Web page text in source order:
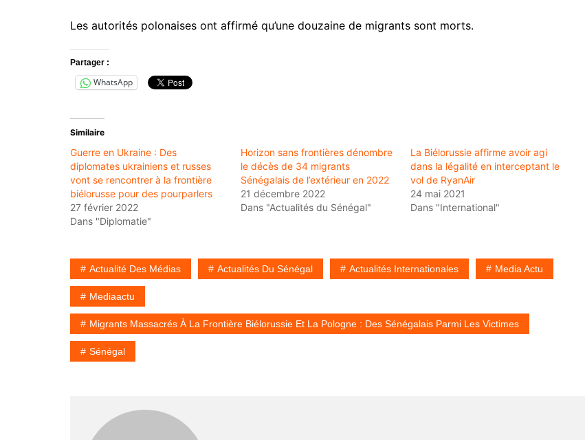
Les autorités polonaises ont affirmé qu’une douzaine de migrants sont morts.
Partager :
WhatsApp
Similaire
Guerre en Ukraine : Des
diplomates ukrainiens et russes
vont se rencontrer à la frontière
biélorusse pour des pourparlers
27 février 2022
Dans "Diplomatie"
Horizon sans frontières dénombre
le décès de 34 migrants
Sénégalais de l’extérieur en 2022
21 décembre 2022
Dans "Actualités du Sénégal"
La Biélorussie affirme avoir agi
dans la légalité en interceptant le
vol de RyanAir
24 mai 2021
Dans "International"
Actualité Des Médias Actualités Du Sénégal Actualités Internationales Media Actu
Mediaactu
Migrants Massacrés À La Frontière Biélorussie Et La Pologne : Des Sénégalais Parmi Les Victimes
Sénégal